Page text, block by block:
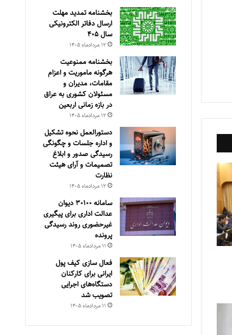
بخشنامه تمدید مهلت
ارسال دفاتر الکترونیکی
سال ۴۰۵
۱۲ مرداد‌ماه ۱۴۰۵
بخشنامه ممنوعیت
هرگونه ماموریت و اعزام
مقامات، مدیران و
مسئولان کشوری به عراق
در بازه زمانی اربعین
۱۲ مرداد‌ماه ۱۴۰۵
دستورالعمل نحوه تشکیل
و اداره جلسات و چگونگی
رسیدگی صدور و ‏ابلاغ
تصمیمات و‎ ‎آرای هیئت
نظارت
۱۲ مرداد‌ماه ۱۴۰۵
سامانه ۳۰۱۰۰ دیوان
عدالت اداری برای پیگیری
غیرحضوری روند رسیدگی
پرونده
۱۱ مرداد‌ماه ۱۴۰۵
فعال سازی کیف پول
ایرانی برای کارکنان
دستگاه‌های اجرایی
تصویب شد
۱۱ مرداد‌ماه ۱۴۰۵